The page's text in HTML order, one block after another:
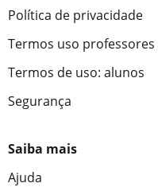
Política de privacidade
Termos uso professores
Termos de uso: alunos
Segurança
Saiba mais
Ajuda